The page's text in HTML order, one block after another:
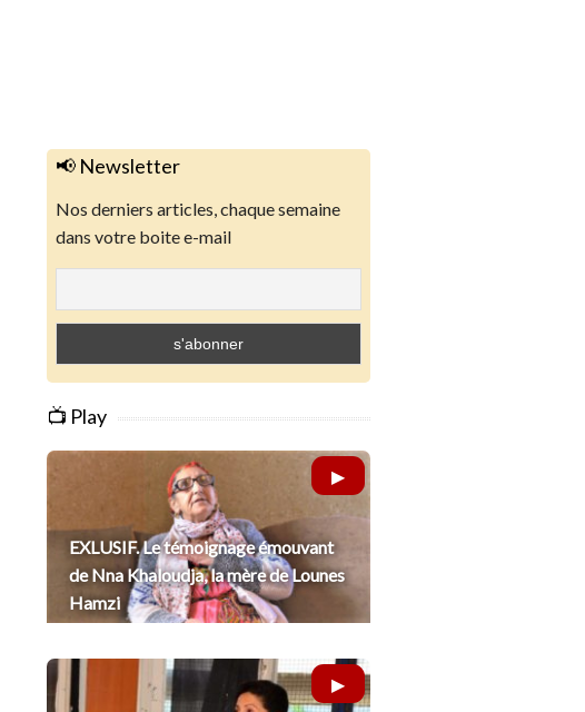
📢 Newsletter
Nos derniers articles, chaque semaine
dans votre boite e-mail
📺 Play
EXLUSIF. Le témoignage émouvant
de Nna Khaloudja, la mère de Lounes
Hamzi